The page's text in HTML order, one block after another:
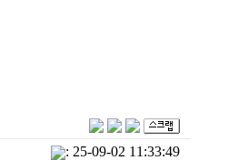
: 25-09-02 11:33:49